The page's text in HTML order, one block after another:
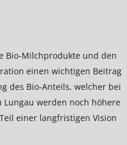
Bio-Milchprodukte und den
einen wichtigen Beitrag
des Bio-Anteils, welcher bei
werden noch höhere
einer langfristigen Vision